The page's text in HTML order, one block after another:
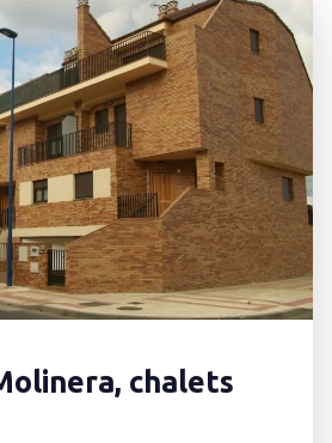
chalets